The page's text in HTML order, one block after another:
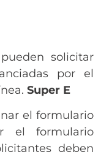
solicitar
por el
Super E
el formulario
el formulario
deben